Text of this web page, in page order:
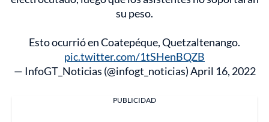
su peso.
Esto ocurrió en Coatepéque, Quetzaltenango.
pic.twitter.com/1tSHenBQZB
— InfoGT_Noticias (@infogt_noticias)April 16, 2022
PUBLICIDAD